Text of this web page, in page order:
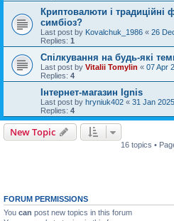
Криптовалюти і традиційні
симбіоз?
Last post by Kovalchuk_1986 « 26
Replies: 1
Спілкування на будь-які
Last post by Vitalii Tomylin « 07 Apr
Replies: 4
Інтернет-магазин Ignis
Last post by hryniuk402 « 31 Jan
Replies: 4
New Topic
16 topics •
FORUM PERMISSIONS
You can post new topics in this forum